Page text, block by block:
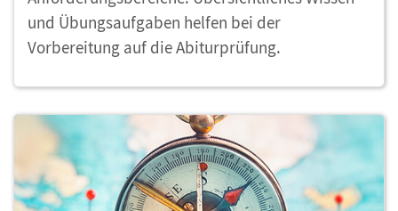
und Übungsaufgaben helfen bei der
Vorbereitung auf die Abiturprüfung.